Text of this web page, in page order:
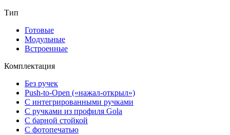
Тип
Готовые
Модульные
Встроенные
Комплектация
Без ручек
Push-to-Open («нажал-открыл»)
С интегрированными ручками
С ручками из профиля Gola
С барной стойкой
С фотопечатью